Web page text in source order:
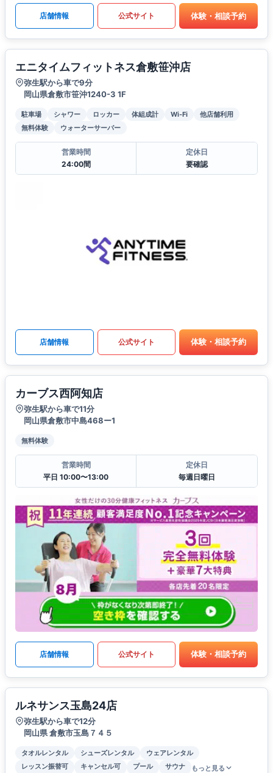
店舗情報 公式サイト 体験・相談予約
エニタイムフィットネス倉敷笹沖店
弥生駅から車で9分
岡山県倉敷市笹沖1240-3 1F
駐車場 シャワー ロッカー 体組成計 Wi-Fi
他店舗利用
無料体験
ウォーターサーバー
営業時間
24:00間
定休日
要確認
店舗情報 公式サイト 体験・相談予約
カーブス西阿知店
弥生駅から車で11分
岡山県倉敷市中島468ー1
無料体験
営業時間
平日 10:00〜13:00
定休日
毎週日曜日
店舗情報 公式サイト 体験・相談予約
ルネサンス玉島24店
弥生駅から車で12分
岡山県 倉敷市玉島７４５
タオルレンタル シューズレンタル
ウェアレンタル
レッスン振替可
キャンセル可 プール サウナ もっと見る